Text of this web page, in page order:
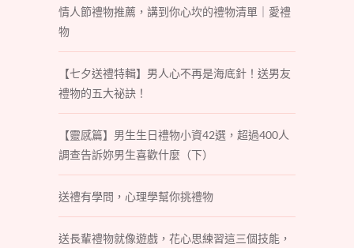
情人節禮物推薦，講到你心坎的禮物清單｜愛禮
物
【七夕送禮特輯】男人心不再是海底針！送男友
禮物的五大祕訣！
【靈感篇】男生生日禮物小資42選，超過400人
調查告訴妳男生喜歡什麼（下）
送禮有學問，心理學幫你挑禮物
送長輩禮物就像遊戲，花心思練習這三個技能，